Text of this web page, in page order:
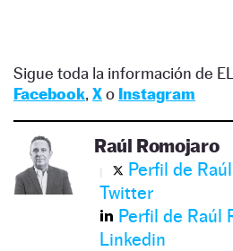
Sigue toda la información de
Facebook, Xo Instagram
Raúl Romojaro
Perfil de
Twitter
Perfil de Raúl
Linkedin